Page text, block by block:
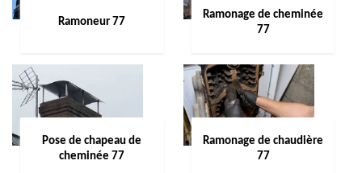
Ramoneur 77
Ramonage de cheminée
77
Pose de chapeau de
cheminée 77
Ramonage de chaudière
77